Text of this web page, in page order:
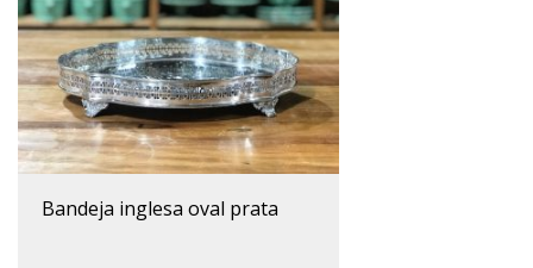
bandeja inglesa oval prata